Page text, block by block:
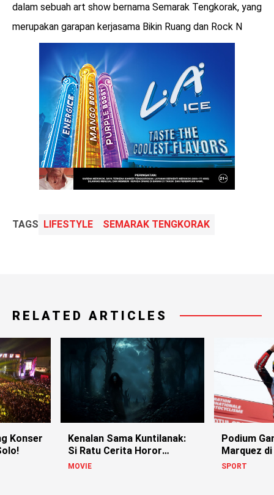
dalam sebuah art show bernama Semarak Tengkorak, yang
merupakan garapan kerjasama Bikin Ruang dan Rock N
TAGS LIFESTYLE SEMARAK TENGKORAK
RELATED ARTICLES
Konser
Kenalan Sama Kuntilanak:
Si Ratu Cerita Horor
Indonesia!
MOVIE
Podium
Marquez
SPORT